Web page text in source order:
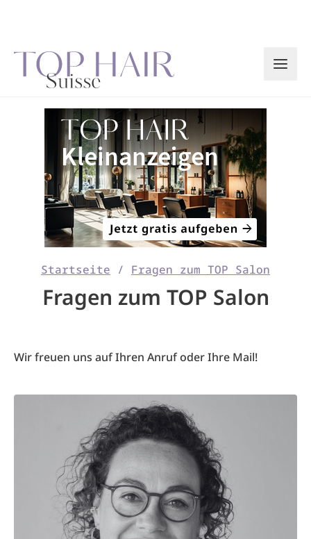
Startseite / Fragen zum TOP Salon
Fragen zum TOP Salon
Wir freuen uns auf Ihren Anruf oder Ihre Mail!